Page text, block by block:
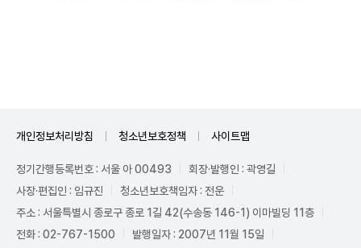
개인정보처리방침 청소년보호정책 사이트맵
정기간행등록번호 : 서울 아 00493
회장·발행인 : 곽영길
사장·편집인 : 임규진
청소년보호책임자 : 전운
주소 : 서울특별시 종로구 종로 1길 42(수송동 146-1) 이마빌딩 11층
전화 : 02-767-1500
발행일자 : 2007년 11월 15일